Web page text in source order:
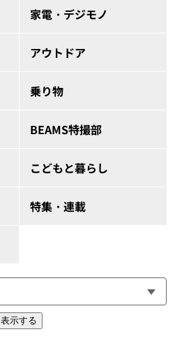
家電・デジモノ
アウトドア
乗り物
BEAMS特撮部
こどもと暮らし
特集・連載
表示する